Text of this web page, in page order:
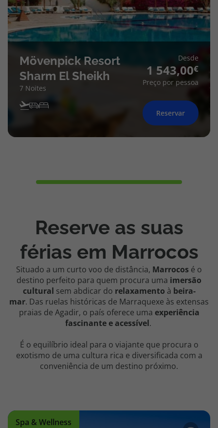
Mövenpick Resort
Sharm El Sheikh
7 Noites
Desde
1 543,00
Preço por pessoa
Reservar
Reserve as suas
férias em Marrocos
Situado a um curto voo de distância, Marrocos é o
destino perfeito para quem procura uma imersão
cultural sem abdicar do relaxamento à beira-
mar. Das ruelas históricas de Marraquexe às extensas
praias de Agadir, o país oferece uma experiência
fascinante e acessível.
É o equilíbrio ideal para o viajante que procura o
exotismo de uma cultura rica e diversificada com a
conveniência de um destino próximo.
Spa & Wellness